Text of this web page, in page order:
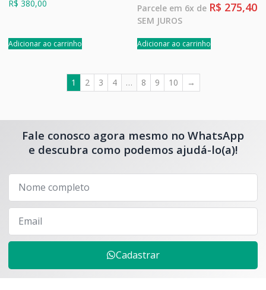
R$ 380,00
Adicionar ao carrinho
Parcele em 6x de R$ 275,40
SEM JUROS
Adicionar ao carrinho
1 2 3 4 … 8 9 10 →
Fale conosco agora mesmo no WhatsApp
e descubra como podemos ajudá-lo(a)!
Cadastrar